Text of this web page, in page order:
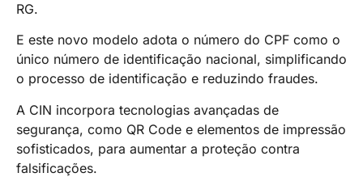
RG.
E este novo modelo adota o número do CPF como o
único número de identificação nacional, simplificando
o processo de identificação e reduzindo fraudes.
A CIN incorpora tecnologias avançadas de
segurança, como QR Code e elementos de impressão
sofisticados, para aumentar a proteção contra
falsificações.